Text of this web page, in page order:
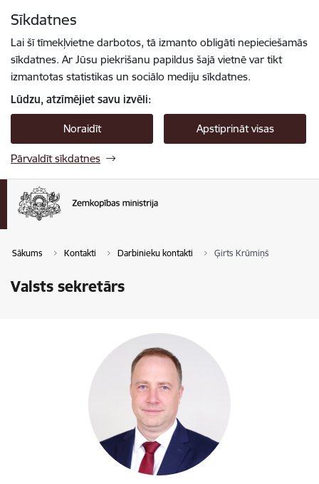
Sīkdatnes
Lai šī tīmekļvietne darbotos, tā izmanto obligāti nepieciešamās
sīkdatnes. Ar Jūsu piekrišanu papildus šajā vietnē var tikt
izmantotas statistikas un sociālo mediju sīkdatnes.
Lūdzu, atzīmējiet savu izvēli:
Noraidīt Apstiprināt visas
Pārvaldīt sīkdatnes
Sākums Kontakti Darbinieku kontakti Ģirts Krūmiņš
Valsts sekretārs